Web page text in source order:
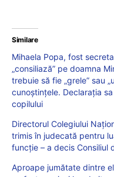
Similare
Mihaela Popa, fost
„consiliază” pe doamna
trebuie să fie „grele” sau
cunoștințele. Declarația
copilului
Directorul Colegiului
trimis în judecată pentru
funcție – a decis Consiliul
Aproape jumătate dintre